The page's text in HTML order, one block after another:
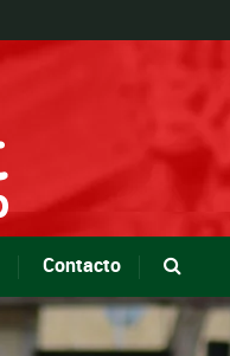
Contacto